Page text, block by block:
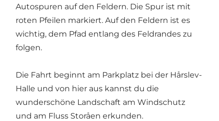
Autospuren auf den Feldern. Die Spur ist mit
roten Pfeilen markiert. Auf den Feldern ist es
wichtig, dem Pfad entlang des Feldrandes zu
folgen.
Die Fahrt beginnt am Parkplatz bei der Hårslev-
Halle und von hier aus kannst du die
wunderschöne Landschaft am Windschutz
und am Fluss Storåen erkunden.